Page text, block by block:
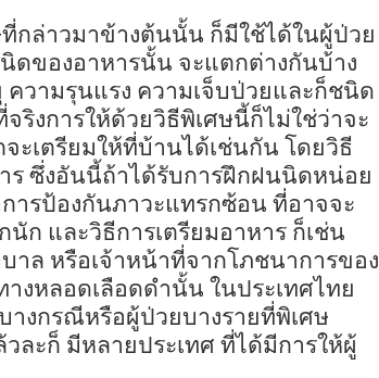
กล่าวมาข้างต้นนั้น ก็มีใช้ได้ในผู้ป่วย
ดของอาหารนั้น จะแตกต่างกันบ้าง
วามรุนแรง ความเจ็บป่วยและก็ชนิด
ริงการให้ด้วยวิธีพิเศษนี้ก็ไม่ใช่ว่าจะ
ะเตรียมให้ที่บ้านได้เช่นกัน โดยวิธี
ร ซึ่งอันนี้ถ้าได้รับการฝึกฝนนิดหน่อย
ารป้องกันภาวะแทรกซ้อน ที่อาจจะ
ก และวิธีการเตรียมอาหาร ก็เช่น
าล หรือเจ้าหน้าที่จากโภชนาการของ
งหลอดเลือดดำนั้น ในประเทศไทย
งกรณีหรือผู้ป่วยบางรายที่พิเศษ
ละก็ มีหลายประเทศ ที่ได้มีการให้ผู้